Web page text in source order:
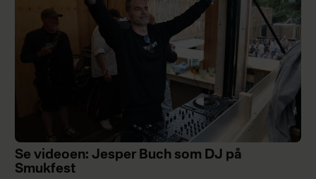
Se videoen: Jesper Buch som DJ på
Smukfest